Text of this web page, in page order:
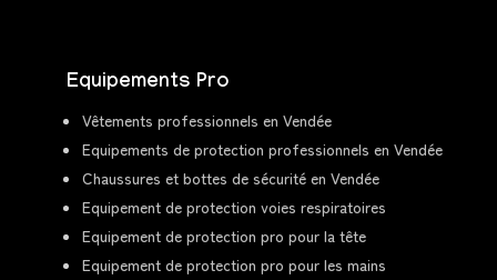
Equipements Pro
Vêtements professionnels en Vendée
Equipements de protection professionnels en Vendée
Chaussures et bottes de sécurité en Vendée
Equipement de protection voies respiratoires
Equipement de protection pro pour la tête
Equipement de protection pro pour les mains